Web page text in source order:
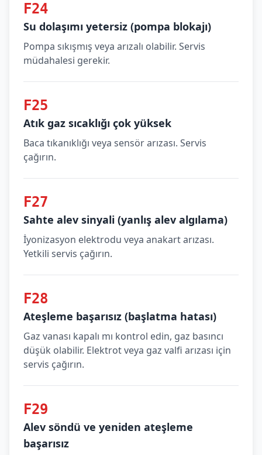
F24
Su dolaşımı yetersiz (pompa blokajı)
Pompa sıkışmış veya arızalı olabilir. Servis
müdahalesi gerekir.
F25
Atık gaz sıcaklığı çok yüksek
Baca tıkanıklığı veya sensör arızası. Servis
çağırın.
F27
Sahte alev sinyali (yanlış alev algılama)
İyonizasyon elektrodu veya anakart arızası.
Yetkili servis çağırın.
F28
Ateşleme başarısız (başlatma hatası)
Gaz vanası kapalı mı kontrol edin, gaz basıncı
düşük olabilir. Elektrot veya gaz valfi arızası için
servis çağırın.
F29
Alev söndü ve yeniden ateşleme
başarısız